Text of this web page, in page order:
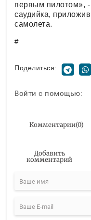
первым пилотом»,
саудийка,
самолета.
#
Поделиться:
Войти с помощью:
Комментарии(0)
Добавить
комментарий